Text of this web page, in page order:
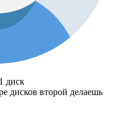
диск
дисков второй делаешь